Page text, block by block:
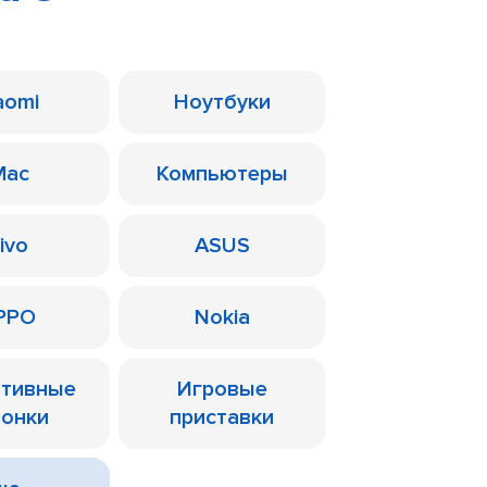
Ноутбуки
Компьютеры
ASUS
Nokia
Игровые
приставки